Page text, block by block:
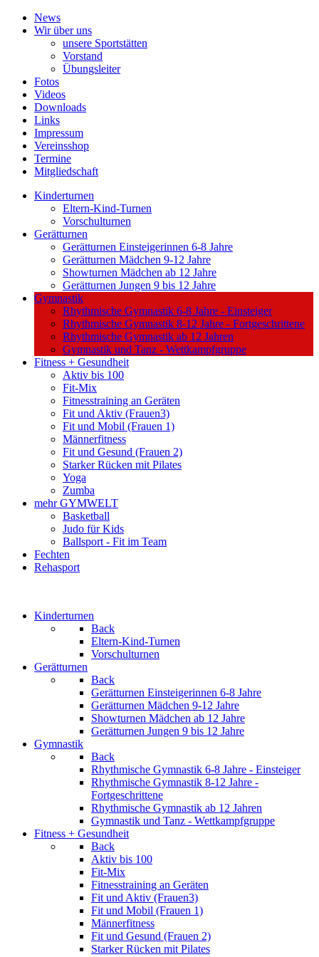
News
Wir über uns
unsere Sportstätten
Vorstand
Übungsleiter
Fotos
Videos
Downloads
Links
Impressum
Vereinsshop
Termine
Mitgliedschaft
Kinderturnen
Eltern-Kind-Turnen
Vorschulturnen
Gerätturnen
Gerätturnen Einsteigerinnen 6-8 Jahre
Gerätturnen Mädchen 9-12 Jahre
Showturnen Mädchen ab 12 Jahre
Gerätturnen Jungen 9 bis 12 Jahre
Gymnastik
Rhythmische Gymnastik 6-8 Jahre - Einsteiger
Rhythmische Gymnastik 8-12 Jahre - Fortgeschrittene
Rhythmische Gymnastik ab 12 Jahren
Gymnastik und Tanz - Wettkampfgruppe
Fitness + Gesundheit
Aktiv bis 100
Fit-Mix
Fitnesstraining an Geräten
Fit und Aktiv (Frauen3)
Fit und Mobil (Frauen 1)
Männerfitness
Fit und Gesund (Frauen 2)
Starker Rücken mit Pilates
Yoga
Zumba
mehr GYMWELT
Basketball
Judo für Kids
Ballsport - Fit im Team
Fechten
Rehasport
Kinderturnen
Back
Eltern-Kind-Turnen
Vorschulturnen
Gerätturnen
Back
Gerätturnen Einsteigerinnen 6-8 Jahre
Gerätturnen Mädchen 9-12 Jahre
Showturnen Mädchen ab 12 Jahre
Gerätturnen Jungen 9 bis 12 Jahre
Gymnastik
Back
Rhythmische Gymnastik 6-8 Jahre - Einsteiger
Rhythmische Gymnastik 8-12 Jahre -
Fortgeschrittene
Rhythmische Gymnastik ab 12 Jahren
Gymnastik und Tanz - Wettkampfgruppe
Fitness + Gesundheit
Back
Aktiv bis 100
Fit-Mix
Fitnesstraining an Geräten
Fit und Aktiv (Frauen3)
Fit und Mobil (Frauen 1)
Männerfitness
Fit und Gesund (Frauen 2)
Starker Rücken mit Pilates